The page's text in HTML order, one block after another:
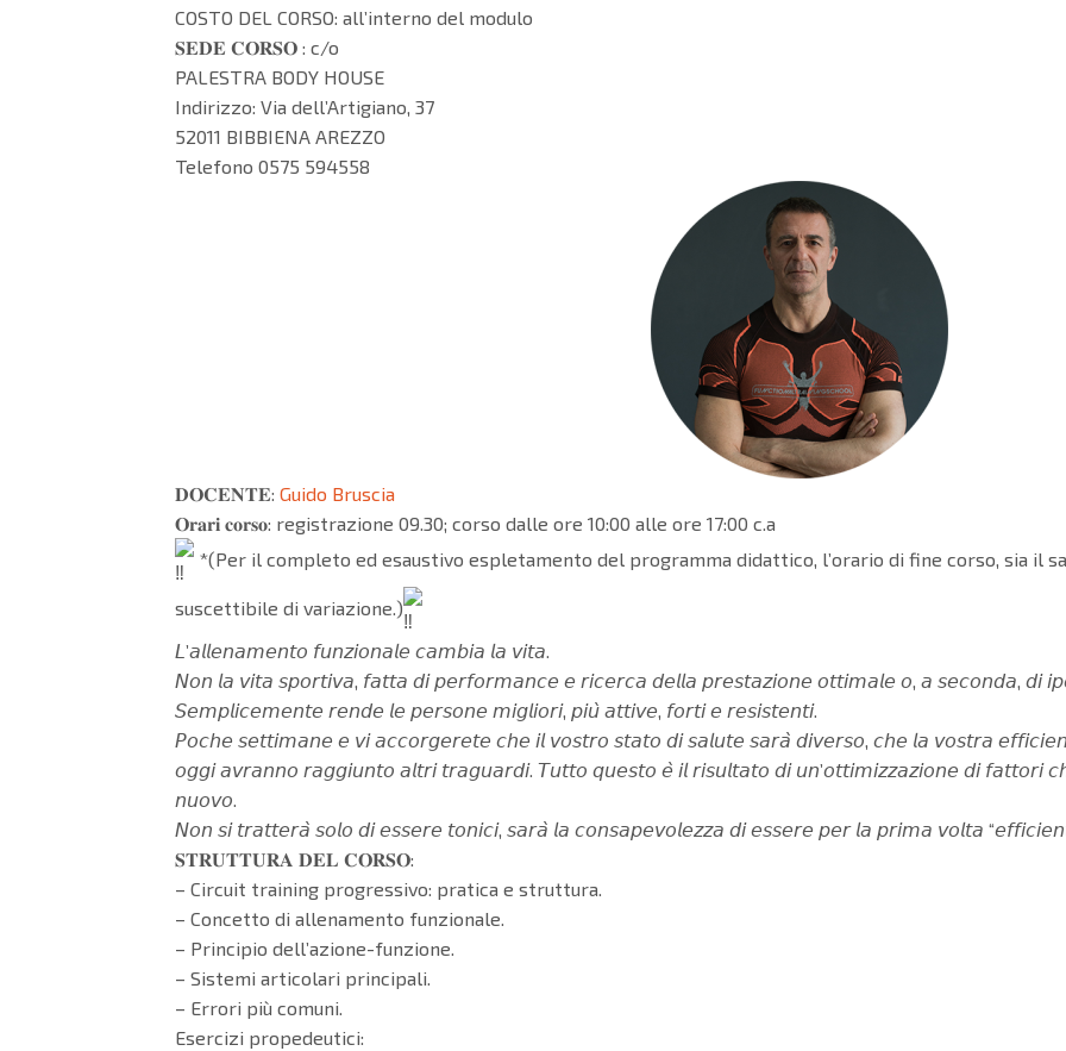
COSTO DEL CORSO: all’interno del modulo
𝐒𝐄𝐃𝐄 𝐂𝐎𝐑𝐒𝐎 : c/o
PALESTRA BODY HOUSE
Indirizzo: Via dell’Artigiano, 37
52011 BIBBIENA AREZZO
Telefono 0575 594558
𝐃𝐎𝐂𝐄𝐍𝐓𝐄: Guido Bruscia
𝐎𝐫𝐚𝐫𝐢 𝐜𝐨𝐫𝐬𝐨: registrazione 09.30; corso dalle ore 10:00 alle ore 17:00 c.a
*(Per il completo ed esaustivo espletamento del programma didattico, l’orario di fine corso, sia il
suscettibile di variazione.)
𝘓’𝘢𝘭𝘭𝘦𝘯𝘢𝘮𝘦𝘯𝘵𝘰 𝘧𝘶𝘯𝘻𝘪𝘰𝘯𝘢𝘭𝘦 𝘤𝘢𝘮𝘣𝘪𝘢 𝘭𝘢 𝘷𝘪𝘵𝘢.
𝘕𝘰𝘯 𝘭𝘢 𝘷𝘪𝘵𝘢 𝘴𝘱𝘰𝘳𝘵𝘪𝘷𝘢, 𝘧𝘢𝘵𝘵𝘢 𝘥𝘪 𝘱𝘦𝘳𝘧𝘰𝘳𝘮𝘢𝘯𝘤𝘦 𝘦 𝘳𝘪𝘤𝘦𝘳𝘤𝘢 𝘥𝘦𝘭𝘭𝘢 𝘱𝘳𝘦𝘴𝘵𝘢𝘻𝘪𝘰𝘯𝘦 𝘰𝘵𝘵𝘪𝘮𝘢𝘭𝘦 𝘰, 𝘢 𝘴𝘦𝘤𝘰𝘯𝘥𝘢, 𝘥𝘪
𝘚𝘦𝘮𝘱𝘭𝘪𝘤𝘦𝘮𝘦𝘯𝘵𝘦 𝘳𝘦𝘯𝘥𝘦 𝘭𝘦 𝘱𝘦𝘳𝘴𝘰𝘯𝘦 𝘮𝘪𝘨𝘭𝘪𝘰𝘳𝘪, 𝘱𝘪𝘶̀ 𝘢𝘵𝘵𝘪𝘷𝘦, 𝘧𝘰𝘳𝘵𝘪 𝘦 𝘳𝘦𝘴𝘪𝘴𝘵𝘦𝘯𝘵𝘪.
𝘗𝘰𝘤𝘩𝘦 𝘴𝘦𝘵𝘵𝘪𝘮𝘢𝘯𝘦 𝘦 𝘷𝘪 𝘢𝘤𝘤𝘰𝘳𝘨𝘦𝘳𝘦𝘵𝘦 𝘤𝘩𝘦 𝘪𝘭 𝘷𝘰𝘴𝘵𝘳𝘰 𝘴𝘵𝘢𝘵𝘰 𝘥𝘪 𝘴𝘢𝘭𝘶𝘵𝘦 𝘴𝘢𝘳𝘢̀ 𝘥𝘪𝘷𝘦𝘳𝘴𝘰, 𝘤𝘩𝘦 𝘭𝘢 𝘷𝘰𝘴𝘵𝘳𝘢
𝘰𝘨𝘨𝘪 𝘢𝘷𝘳𝘢𝘯𝘯𝘰 𝘳𝘢𝘨𝘨𝘪𝘶𝘯𝘵𝘰 𝘢𝘭𝘵𝘳𝘪 𝘵𝘳𝘢𝘨𝘶𝘢𝘳𝘥𝘪. 𝘛𝘶𝘵𝘵𝘰 𝘲𝘶𝘦𝘴𝘵𝘰 𝘦̀ 𝘪𝘭 𝘳𝘪𝘴𝘶𝘭𝘵𝘢𝘵𝘰 𝘥𝘪 𝘶𝘯’𝘰𝘵𝘵𝘪𝘮𝘪𝘻𝘻𝘢𝘻𝘪𝘰𝘯𝘦 𝘥𝘪
𝘯𝘶𝘰𝘷𝘰.
𝘕𝘰𝘯 𝘴𝘪 𝘵𝘳𝘢𝘵𝘵𝘦𝘳𝘢̀ 𝘴𝘰𝘭𝘰 𝘥𝘪 𝘦𝘴𝘴𝘦𝘳𝘦 𝘵𝘰𝘯𝘪𝘤𝘪, 𝘴𝘢𝘳𝘢̀ 𝘭𝘢 𝘤𝘰𝘯𝘴𝘢𝘱𝘦𝘷𝘰𝘭𝘦𝘻𝘻𝘢 𝘥𝘪 𝘦𝘴𝘴𝘦𝘳𝘦 𝘱𝘦𝘳 𝘭𝘢 𝘱𝘳𝘪𝘮𝘢 𝘷𝘰𝘭𝘵𝘢
𝐒𝐓𝐑𝐔𝐓𝐓𝐔𝐑𝐀 𝐃𝐄𝐋 𝐂𝐎𝐑𝐒𝐎:
– Circuit training progressivo: pratica e struttura.
– Concetto di allenamento funzionale.
– Principio dell’azione-funzione.
– Sistemi articolari principali.
– Errori più comuni.
Esercizi propedeutici: